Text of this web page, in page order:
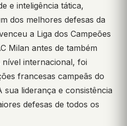
e inteligência tática,
dos melhores defesas da
a Liga dos Campeões
Milan antes de também
internacional, foi
francesas campeãs do
sua liderança e consistência
defesas de todos os